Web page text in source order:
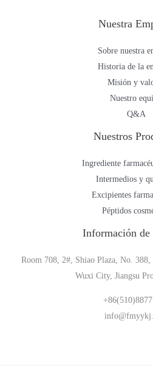
Nuestra
Sobre nuestra
Historia de la
Misión y
Nuestro
Q&A
Nuestros
Ingrediente
Intermedios y
Excipientes
Péptidos
Información de
Room 708, 2#, Shiao Plaza, No.
Wuxi City, Jiangsu